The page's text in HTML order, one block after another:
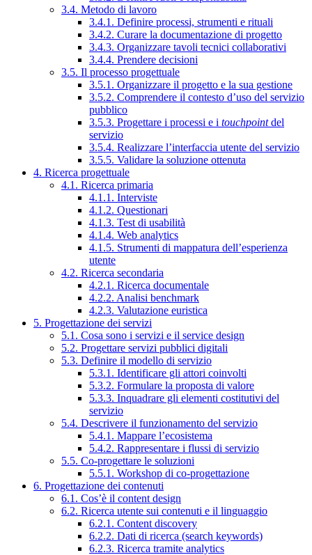
3.4. Metodo di lavoro
3.4.1. Definire processi, strumenti e rituali
3.4.2. Curare la documentazione di progetto
3.4.3. Organizzare tavoli tecnici collaborativi
3.4.4. Prendere decisioni
3.5. Il processo progettuale
3.5.1. Organizzare il progetto e la sua gestione
3.5.2. Comprendere il contesto d’uso del servizio
pubblico
3.5.3. Progettare i processi e i touchpointdel
servizio
3.5.4. Realizzare l’interfaccia utente del servizio
3.5.5. Validare la soluzione ottenuta
4. Ricerca progettuale
4.1. Ricerca primaria
4.1.1. Interviste
4.1.2. Questionari
4.1.3. Test di usabilità
4.1.4. Web analytics
4.1.5. Strumenti di mappatura dell’esperienza
utente
4.2. Ricerca secondaria
4.2.1. Ricerca documentale
4.2.2. Analisi benchmark
4.2.3. Valutazione euristica
5. Progettazione dei servizi
5.1. Cosa sono i servizi e il service design
5.2. Progettare servizi pubblici digitali
5.3. Definire il modello di servizio
5.3.1. Identificare gli attori coinvolti
5.3.2. Formulare la proposta di valore
5.3.3. Inquadrare gli elementi costitutivi del
servizio
5.4. Descrivere il funzionamento del servizio
5.4.1. Mappare l’ecosistema
5.4.2. Rappresentare i flussi di servizio
5.5. Co-progettare le soluzioni
5.5.1. Workshop di co-progettazione
6. Progettazione dei contenuti
6.1. Cos’è il content design
6.2. Ricerca utente sui contenuti e il linguaggio
6.2.1. Content discovery
6.2.2. Dati di ricerca (search keywords)
6.2.3. Ricerca tramite analytics